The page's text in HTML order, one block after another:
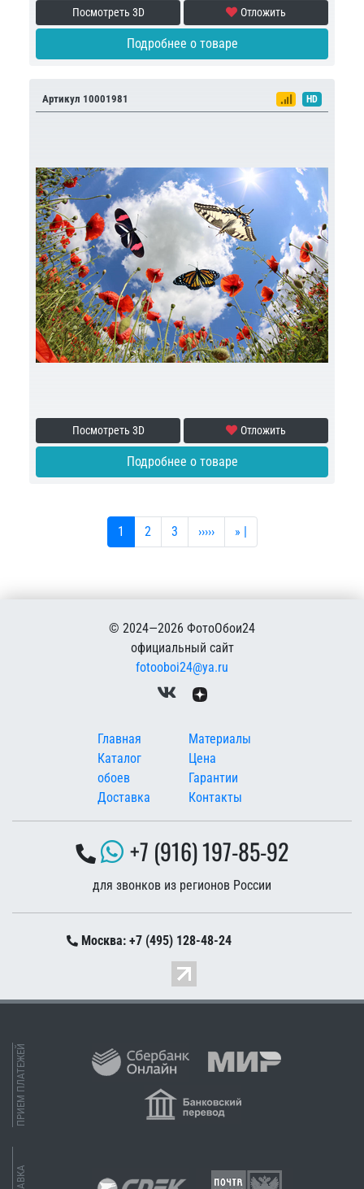
Посмотреть 3D Отложить
Подробнее о товаре
Артикул 10001981 HD
Посмотреть 3D Отложить
Подробнее о товаре
Текущая страница
1 Страница
2 Страница
3 Следующая страница
››››› Последняя страница
» |
© 2024—2026 ФотоОбои24
официальный сайт
fotooboi24@ya.ru
Меню в подвале
Главная
Каталог
обоев
Доставка
Материалы
Цена
Гарантии
Контакты
+7 (916) 197-85-92
для звонков из регионов России
Москва: +7 (495) 128-48-24
ПРИЕМ ПЛАТЕЖЕЙ